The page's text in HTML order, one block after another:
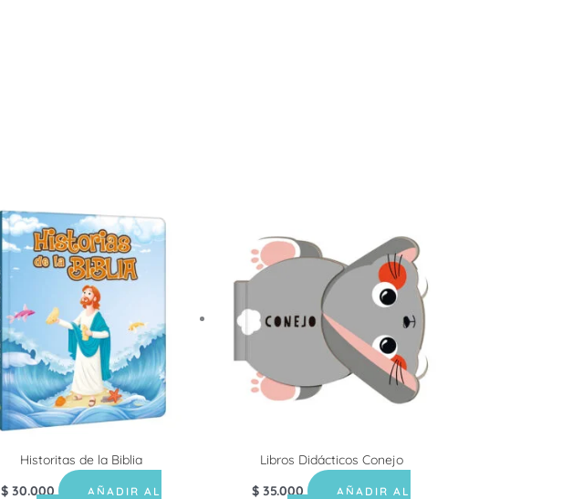
Historitas de la Biblia
$30.000 AÑADIR AL
Libros Didácticos Conejo
$ 35.000 AÑADIR AL